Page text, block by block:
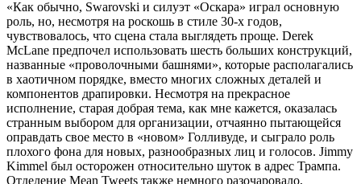
«Как обычно, Swarovski и силуэт «Оскара» играл основную
роль, но, несмотря на роскошь в стиле 30-х годов,
чувствовалось, что сцена стала выглядеть проще. Derek
McLane предпочел использовать шесть больших конструкций,
названные «проволочными башнями», которые располагались
в хаотичном порядке, вместо многих сложных деталей и
компонентов драпировки. Несмотря на прекрасное
исполнение, старая добрая тема, как мне кажется, оказалась
странным выбором для организации, отчаянно пытающейся
оправдать свое место в «новом» Голливуде, и сыграло роль
плохого фона для новых, разнообразных лиц и голосов. Jimmy
Kimmel был осторожен относительно шуток в адрес Трампа.
Отделение Mean Tweets также немного разочаровало,